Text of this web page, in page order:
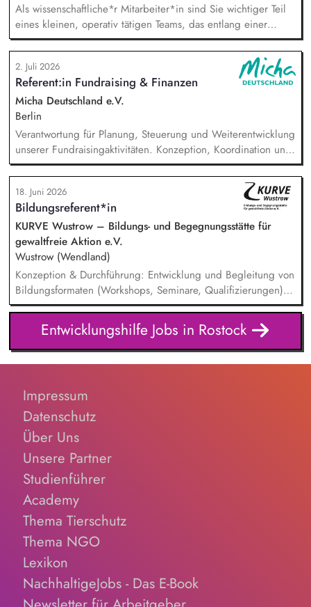
Als wissenschaftliche*r Mitarbeiter*in sind Sie wichtiger Teil
eines kleinen, operativ tätigen Teams, das entlang einer
klaren Programmatik langfristig soziale Innovation
implementiert. Sie unterstützen die Geschäftsführung bei der
Umsetzung der Stiftungsprogrammatik und entwickeln dabei
die Internationalisierungsstrategie der Stiftung weiter. Sie
übersetzen wissenschaftliche Erkenntnisse in
alltagsangebundene Handlungsansätze entlang unserer
Stiftungsprogrammatik.
2. Juli 2026
Referent:in Fundraising & Finanzen
Micha Deutschland e.V.
Berlin
Verantwortung für Planung, Steuerung und Weiterentwicklung
unserer Fundraisingaktivitäten. Konzeption, Koordination und
Umsetzung zentraler Fundraisingkampagnen (z. B. Frühjahr,
Jahresende, Aktionen). Aufbau, Pflege und strategische
Weiterentwicklung der Spender:innen‑ und
Großspender:innen‑Beziehungen. Drittmittelmanagement:
Antragstellung, Berichte, Mittelabrufe und Fristenkontrolle.
Budget‑ und Liquiditätsplanung sowie laufendes
Finanzmonitoring.
18. Juni 2026
Bildungsreferent*in
KURVE Wustrow – Bildungs- und Begegnungsstätte für
gewaltfreie Aktion e.V.
Wustrow (Wendland)
Konzeption & Durchführung: Entwicklung und Begleitung von
Bildungsformaten (Workshops, Seminare, Qualifizierungen) –
von der Idee bis zur Auswertung. Netzwerk & Kooperation:
Zusammenarbeit mit Trainer*innen, Partnern im In- und
Ausland, Mitarbeit in Fachgremien und Akquise von
Fördermitteln. Qualitätsmanagement: Sicherstellung hoher
Standards in unserer Bildungsarbeit – inkl. Reflexion über
Organisation. Öffentlichkeitsarbeit: Weiterentwicklung der
Außenkommunikation und Ansprache neuer Zielgruppen.
Entwicklungshilfe Jobs in Rostock
Impressum
Datenschutz
Über Uns
Unsere Partner
Studienführer
Academy
Thema Tierschutz
Thema NGO
Lexikon
NachhaltigeJobs - Das E-Book